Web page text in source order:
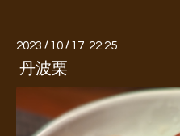
2023 / 10 / 17 22:25
丹波栗